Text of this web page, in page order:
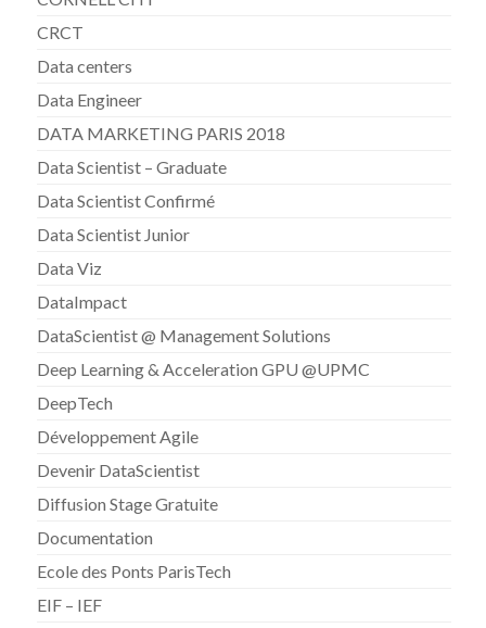
CRCT
Data centers
Data Engineer
DATA MARKETING PARIS 2018
Data Scientist – Graduate
Data Scientist Confirmé
Data Scientist Junior
Data Viz
DataImpact
DataScientist @ Management Solutions
Deep Learning & Acceleration GPU @UPMC
DeepTech
Développement Agile
Devenir DataScientist
Diffusion Stage Gratuite
Documentation
Ecole des Ponts ParisTech
EIF – IEF